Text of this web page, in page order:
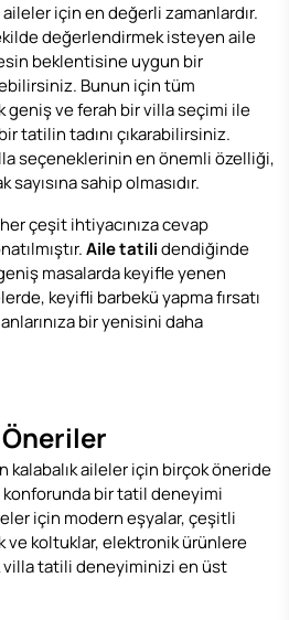
için en değerli zamanlardır.
değerlendirmek isteyen aile
beklentisine uygun bir
Bunun için tüm
geniş ve ferah bir villa seçimi ile
tatilin tadını çıkarabilirsiniz.
seçeneklerinin en önemli özelliği,
sahip olmasıdır.
çeşit ihtiyacınıza cevap
Aile tatilidendiğinde
masalarda keyifle yenen
keyifli barbekü yapma fırsatı
bir yenisini daha
kalabalık aileler için birçok öneride
bir tatil deneyimi
için modern eşyalar, çeşitli
ve koltuklar, elektronik ürünlere
villa tatili deneyiminizi en üst